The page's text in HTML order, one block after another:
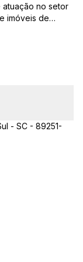
atuação no setor
imóveis de
Visão e
- SC - 89251-